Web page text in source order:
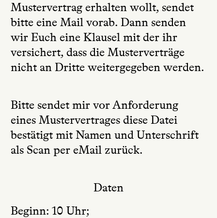
Mustervertrag erhalten wollt, sendet
bitte eine Mail vorab. Dann senden
wir Euch eine Klausel mit der ihr
versichert, dass die Musterverträge
nicht an Dritte weitergegeben werden.
Bitte sendet mir vor Anforderung
eines Mustervertrages diese Datei
bestätigt mit Namen und Unterschrift
als Scan per eMail zurück.
Daten
Beginn: 10 Uhr;